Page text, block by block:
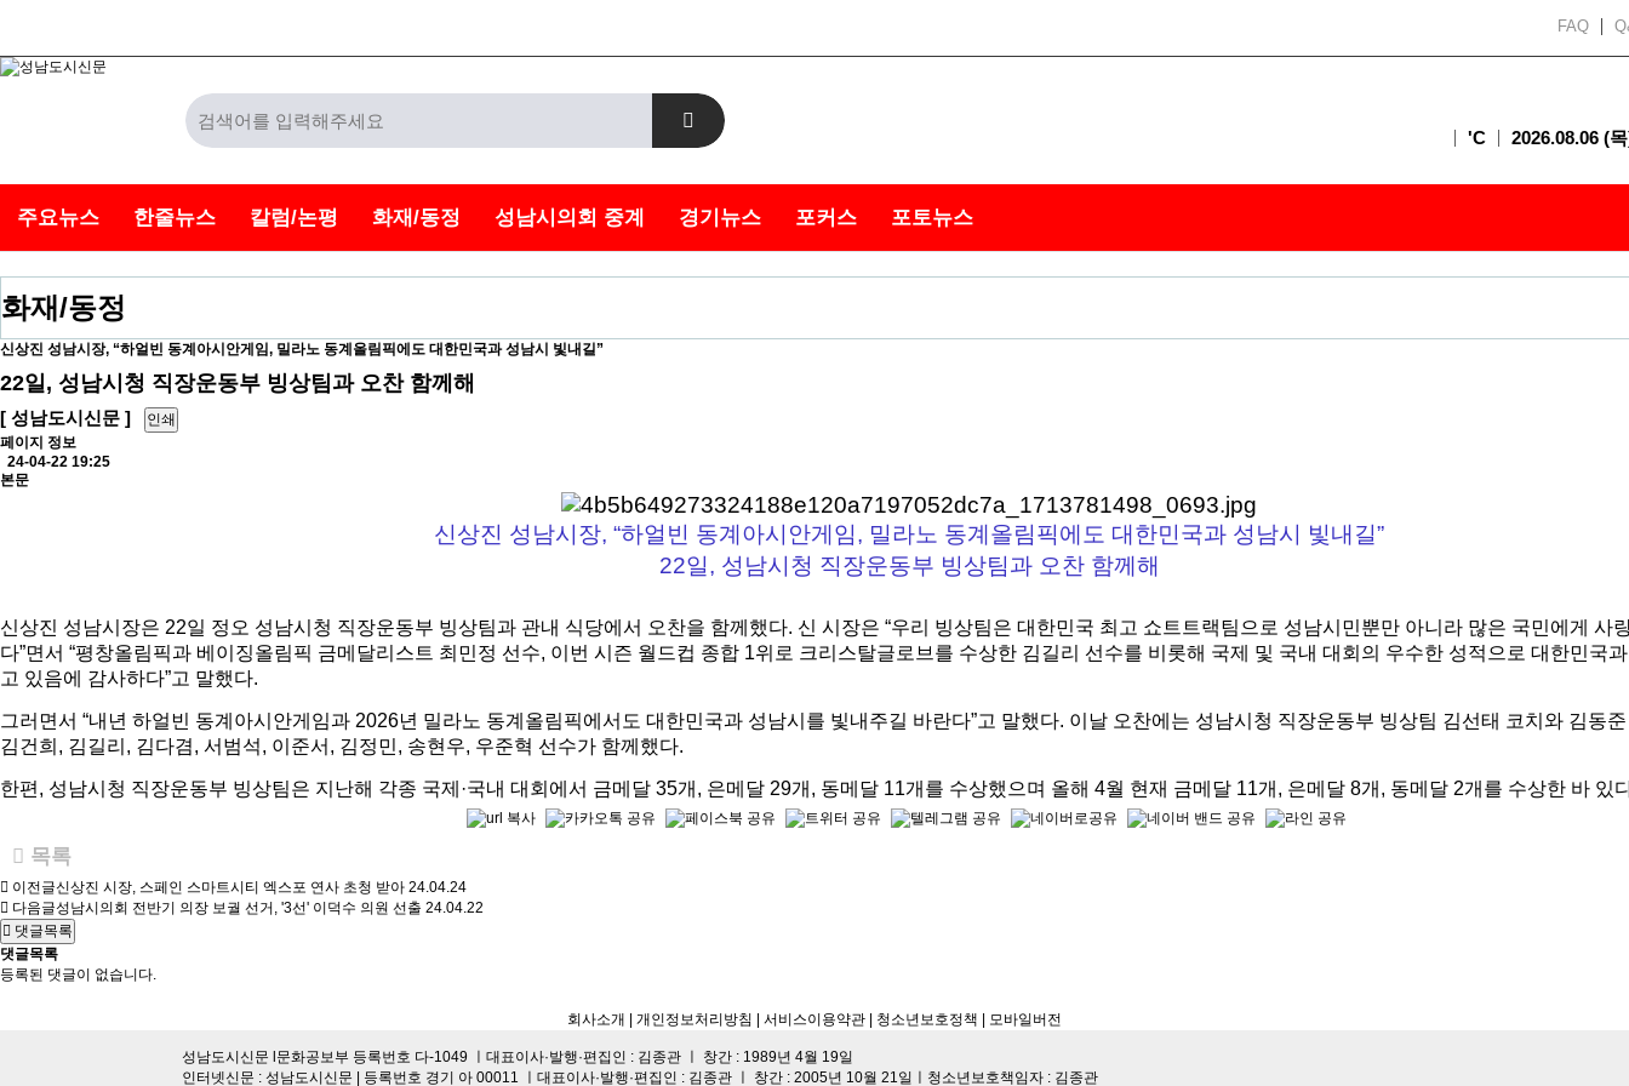
FAQ
'C 2026.08.06 (
주요뉴스 한줄뉴스 칼럼/논평 화재/동정 성남시의회 중계 경기뉴스 포커스 포토뉴스
화재/동정
신상진 성남시장, “하얼빈 동계아시안게임, 밀라노 동계올림픽에도 대한민국과 성남시 빛내길”
22일, 성남시청 직장운동부 빙상팀과 오찬 함께해
[ 성남도시신문 ]
인쇄
페이지 정보
24-04-22 19:25
본문
신상진 성남시장, “하얼빈 동계아시안게임, 밀라노 동계올림픽에도 대한민국과 성남시 빛내길”
22일, 성남시청 직장운동부 빙상팀과 오찬 함께해
신상진 성남시장은 22일 정오 성남시청 직장운동부 빙상팀과 관내 식당에서 오찬을 함께했다. 신 시장은 “우리 빙상팀은 대한민국 최고 쇼트트랙팀으로 성남시민뿐만 아니라 많은 국민에게 사
다”면서 “평창올림픽과 베이징올림픽 금메달리스트 최민정 선수, 이번 시즌 월드컵 종합 1위로 크리스탈글로브를 수상한 김길리 선수를 비롯해 국제 및 국내 대회의 우수한 성적으로 대한민국
고 있음에 감사하다”고 말했다.
그러면서 “내년 하얼빈 동계아시안게임과 2026년 밀라노 동계올림픽에서도 대한민국과 성남시를 빛내주길 바란다”고 말했다. 이날 오찬에는 성남시청 직장운동부 빙상팀 김선태 코치와 김동
김건희, 김길리, 김다겸, 서범석, 이준서, 김정민, 송현우, 우준혁 선수가 함께했다.
한편, 성남시청 직장운동부 빙상팀은 지난해 각종 국제·국내 대회에서 금메달 35개, 은메달 29개, 동메달 11개를 수상했으며 올해 4월 현재 금메달 11개, 은메달 8개, 동메달 2개를 수상한 바 있
목록
이전글신상진 시장, 스페인 스마트시티 엑스포 연사 초청 받아 24.04.24
다음글성남시의회 전반기 의장 보궐 선거, '3선' 이덕수 의원 선출 24.04.22
댓글목록
댓글목록
등록된 댓글이 없습니다.
회사소개 | 개인정보처리방침 | 서비스이용약관 | 청소년보호정책 | 모바일버전
성남도시신문 l문화공보부 등록번호 다-1049 ㅣ대표이사·발행·편집인 : 김종관 ㅣ 창간 : 1989년 4월 19일
인터넷신문 : 성남도시신문 | 등록번호 경기 아 00011 ㅣ대표이사·발행·편집인 : 김종관 ㅣ 창간 : 2005년 10월 21일ㅣ청소년보호책임자 : 김종관